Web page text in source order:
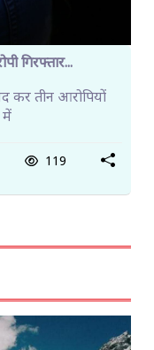
गिरफ्तार...
कर तीन आरोपियों
में
119